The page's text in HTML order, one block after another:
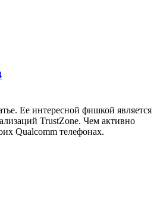
Ее интересной фишкой является
TrustZone. Чем активно
Qualcomm телефонах.